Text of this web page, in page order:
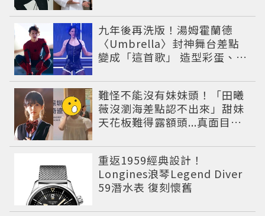
九年後再洗版！湯姆霍蘭德
〈Umbrella〉封神舞台差點
變成「這首歌」 造型彩蛋、暖
難怪不能沒有妹妹頭！「田曦
薇沒瀏海差點認不出來」甜妹
天花板難得露額頭...真面目嚇
重返1959經典設計！
Longines浪琴Legend Diver
59潛水表 復刻懷舊